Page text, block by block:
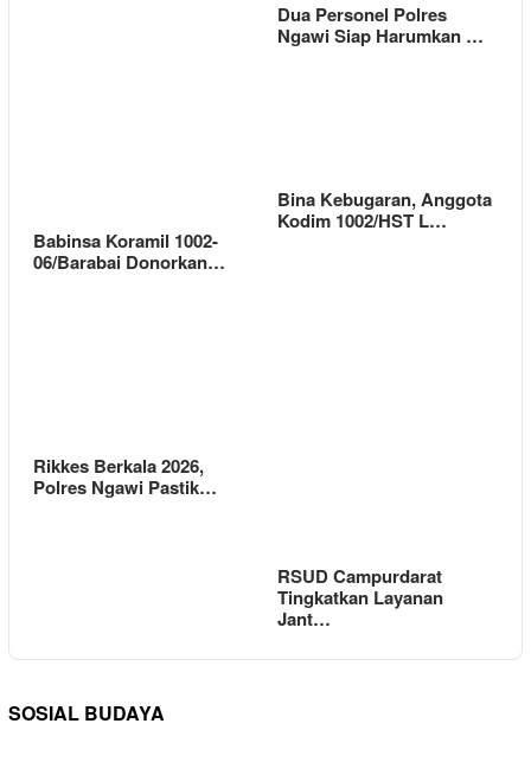
Dua Personel Polres
Ngawi Siap Harumkan …
Babinsa Koramil 1002-
06/Barabai Donorkan…
Bina Kebugaran, Anggota
Kodim 1002/HST L…
Rikkes Berkala 2026,
Polres Ngawi Pastik…
RSUD Campurdarat
Tingkatkan Layanan
Jant…
SOSIAL BUDAYA